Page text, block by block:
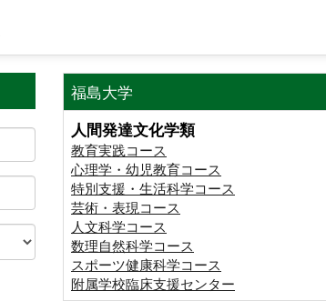
福島大学
人間発達文化学類
教育実践コース
心理学・幼児教育コース
特別支援・生活科学コース
芸術・表現コース
人文科学コース
数理自然科学コース
スポーツ健康科学コース
附属学校臨床支援センター